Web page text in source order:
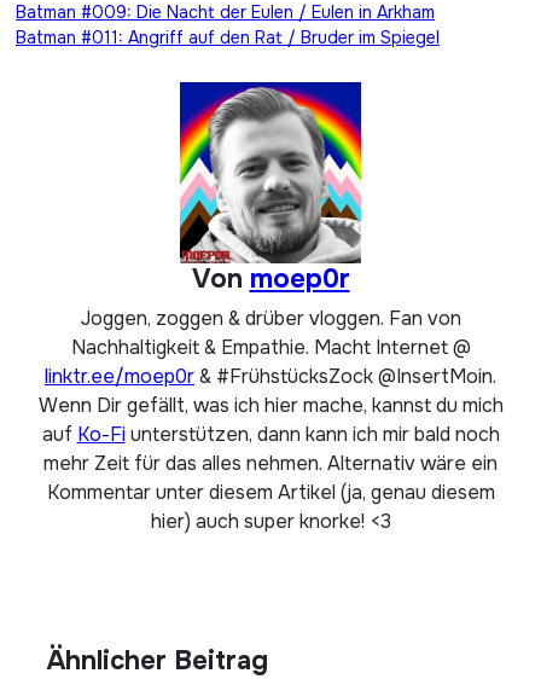
Beitragsnavigation
Batman #009: Die Nacht der Eulen / Eulen in Arkham
Batman #011: Angriff auf den Rat / Bruder im Spiegel
Von moep0r
Joggen, zoggen & drüber vloggen. Fan von
Nachhaltigkeit & Empathie. Macht Internet @
linktr.ee/moep0r& #FrühstücksZock @InsertMoin.
Wenn Dir gefällt, was ich hier mache, kannst du mich
auf Ko-Fiunterstützen, dann kann ich mir bald noch
mehr Zeit für das alles nehmen. Alternativ wäre ein
Kommentar unter diesem Artikel (ja, genau diesem
hier) auch super knorke! <3
Ähnlicher Beitrag